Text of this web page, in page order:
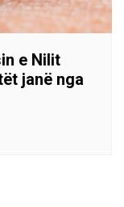
e Nilit
janë nga